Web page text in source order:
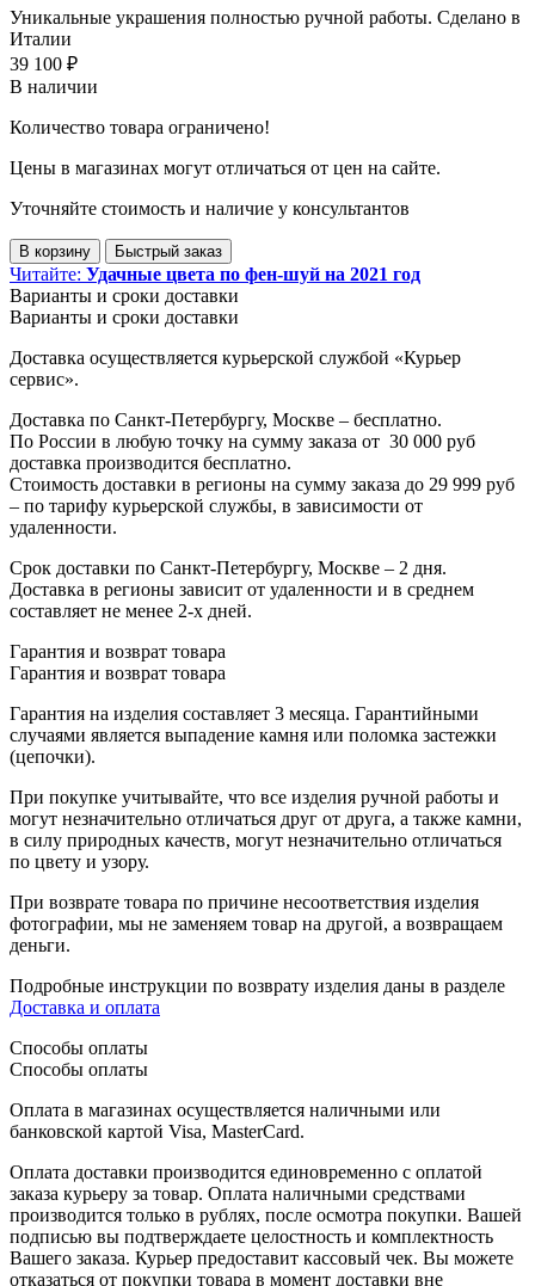
Уникальные украшения полностью ручной работы. Сделано в
Италии
39 100 ₽
В наличии
Количество товара ограничено!
Цены в магазинах могут отличаться от цен на сайте.
Уточняйте стоимость и наличие у консультантов
В корзину Быстрый заказ
Читайте: Удачные цвета по фен-шуй на 2021 год
Варианты и сроки доставки
Варианты и сроки доставки
Доставка осуществляется курьерской службой «Курьер
сервис».
Доставка по Санкт-Петербургу, Москве – бесплатно.
По России в любую точку на сумму заказа от 30 000 руб
доставка производится бесплатно.
Стоимость доставки в регионы на сумму заказа до 29 999 руб
– по тарифу курьерской службы, в зависимости от
удаленности.
Срок доставки по Санкт-Петербургу, Москве – 2 дня.
Доставка в регионы зависит от удаленности и в среднем
составляет не менее 2-х дней.
Гарантия и возврат товара
Гарантия и возврат товара
Гарантия на изделия составляет 3 месяца. Гарантийными
случаями является выпадение камня или поломка застежки
(цепочки).
При покупке учитывайте, что все изделия ручной работы и
могут незначительно отличаться друг от друга, а также камни,
в силу природных качеств, могут незначительно отличаться
по цвету и узору.
При возврате товара по причине несоответствия изделия
фотографии, мы не заменяем товар на другой, а возвращаем
деньги.
Подробные инструкции по возврату изделия даны в разделе
Доставка и оплата
Способы оплаты
Способы оплаты
Оплата в магазинах осуществляется наличными или
банковской картой Visa, MasterCard.
Оплата доставки производится единовременно с оплатой
заказа курьеру за товар. Оплата наличными средствами
производится только в рублях, после осмотра покупки. Вашей
подписью вы подтверждаете целостность и комплектность
Вашего заказа. Курьер предоставит кассовый чек. Вы можете
отказаться от покупки товара в момент доставки вне